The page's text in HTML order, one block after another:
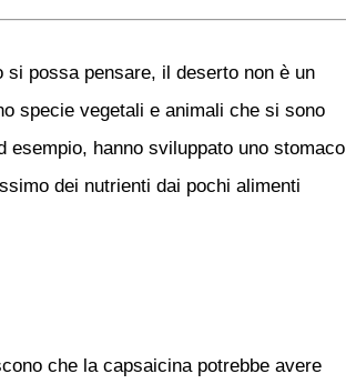
si possa pensare, il desertonon è un
specie vegetali e animali che si sono
hanno sviluppato uno stomaco
dei nutrienti dai pochi alimenti
che la capsaicinapotrebbe avere